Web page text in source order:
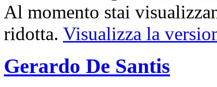
Al momento stai
ridotta. Visualizza la
Gerardo De Santis